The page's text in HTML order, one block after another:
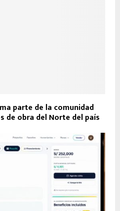
parte de la comunidad
de obra del Norte del país